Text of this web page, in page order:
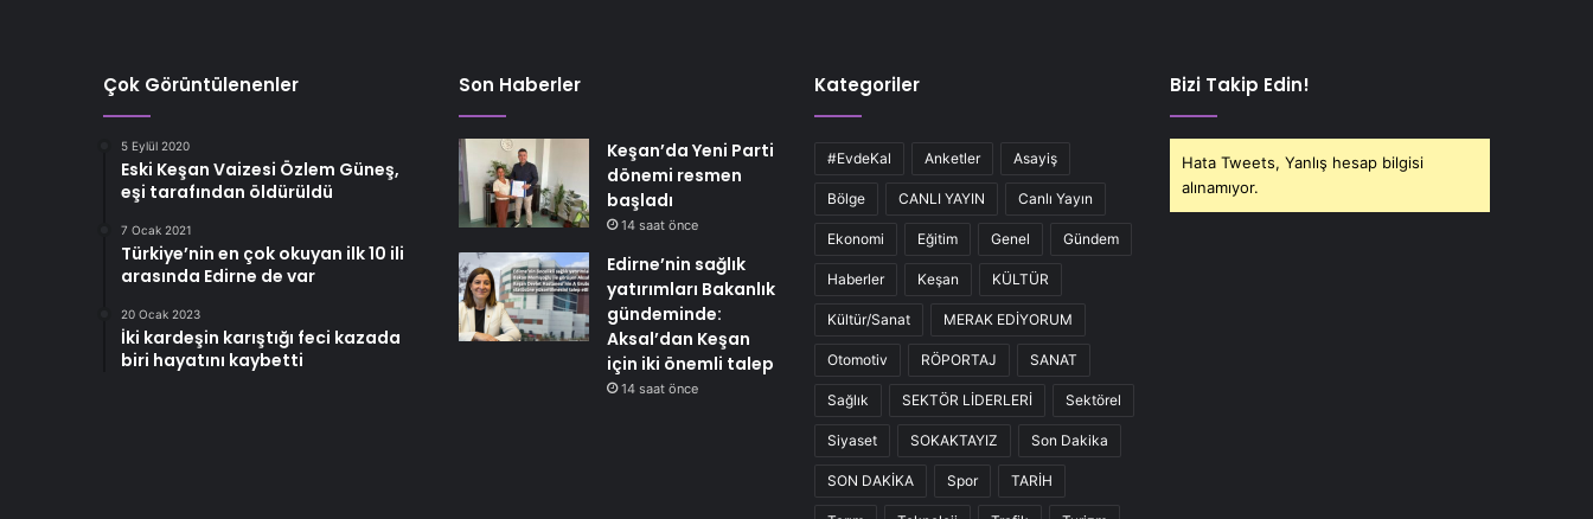
Çok Görüntülenenler
5 Eylül 2020
Eski Keşan Vaizesi Özlem Güneş,
eşi tarafından öldürüldü
7 Ocak 2021
Türkiye’nin en çok okuyan ilk 10 ili
arasında Edirne de var
20 Ocak 2023
İki kardeşin karıştığı feci kazada
biri hayatını kaybetti
Son Haberler
Keşan’da Yeni Parti
dönemi resmen
başladı
14 saat önce
Edirne’nin sağlık
yatırımları Bakanlık
gündeminde:
Aksal’dan Keşan
için iki önemli talep
14 saat önce
Kategoriler
#EvdeKal Anketler Asayiş
Bölge CANLI YAYIN Canlı Yayın
Ekonomi Eğitim Genel Gündem
Haberler Keşan KÜLTÜR
Kültür/Sanat MERAK EDİYORUM
Otomotiv RÖPORTAJ SANAT
Sağlık SEKTÖR LİDERLERİ Sektörel
Siyaset SOKAKTAYIZ Son Dakika
SON DAKİKA Spor TARİH
Bizi Takip Edin!
Hata Tweets, Yanlış hesap bilgisi
alınamıyor.